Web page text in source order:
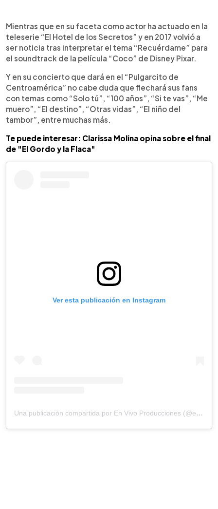
Mientras que en su faceta como actor ha actuado en la
teleserie “El Hotel de los Secretos” y en 2017 volvió a
ser noticia tras interpretar el tema “Recuérdame” para
el soundtrack de la película “Coco” de Disney Pixar.
Y en su concierto que dará en el “Pulgarcito de
Centroamérica” no cabe duda que flechará sus fans
con temas como “Solo tú”, “100 años”, “Si te vas”, “Me
muero”, “El destino”, “Otras vidas”, “El niño del
tambor”, entre muchas más.
Te puede interesar: Clarissa Molina opina sobre el final
de "El Gordo y la Flaca"
Ver esta publicación en Instagram
Una publicación compartida por En Vivo Producciones (@envivo_sv)